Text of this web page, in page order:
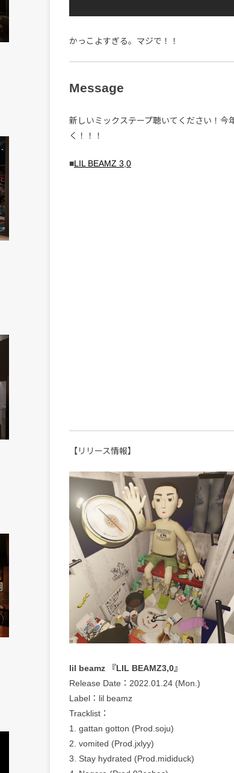
かっこよすぎる。マジで！！
Message
新しいミックステープ聴いてください！今
く！！！
■LIL BEAMZ 3,0
【リリース情報】
lil beamz 『LIL BEAMZ3,0』
Release Date：2022.01.24 (Mon.)
Label：lil beamz
Tracklist：
1. gattan gotton (Prod.soju)
2. vomited (Prod.jxlyy)
3. Stay hydrated (Prod.mididuck)